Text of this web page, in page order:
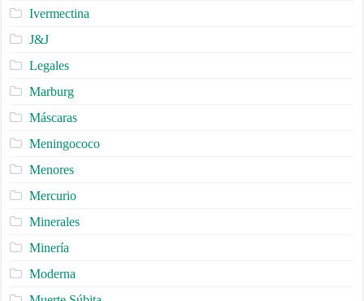
Ivermectina
J&J
Legales
Marburg
Máscaras
Meningococo
Menores
Mercurio
Minerales
Minería
Moderna